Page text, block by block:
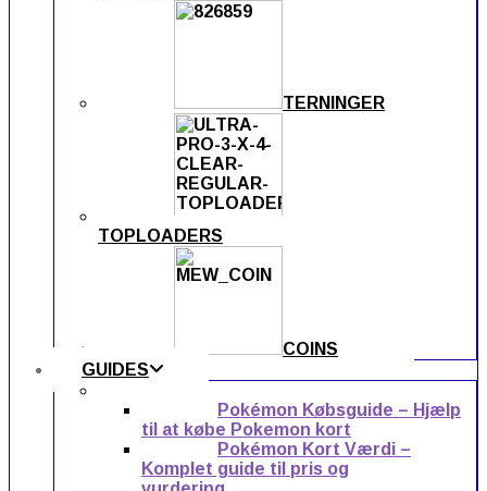
TERNINGER
TOPLOADERS
COINS
GUIDES
Pokémon Købsguide – Hjælp
til at købe Pokemon kort
Pokémon Kort Værdi –
Komplet guide til pris og